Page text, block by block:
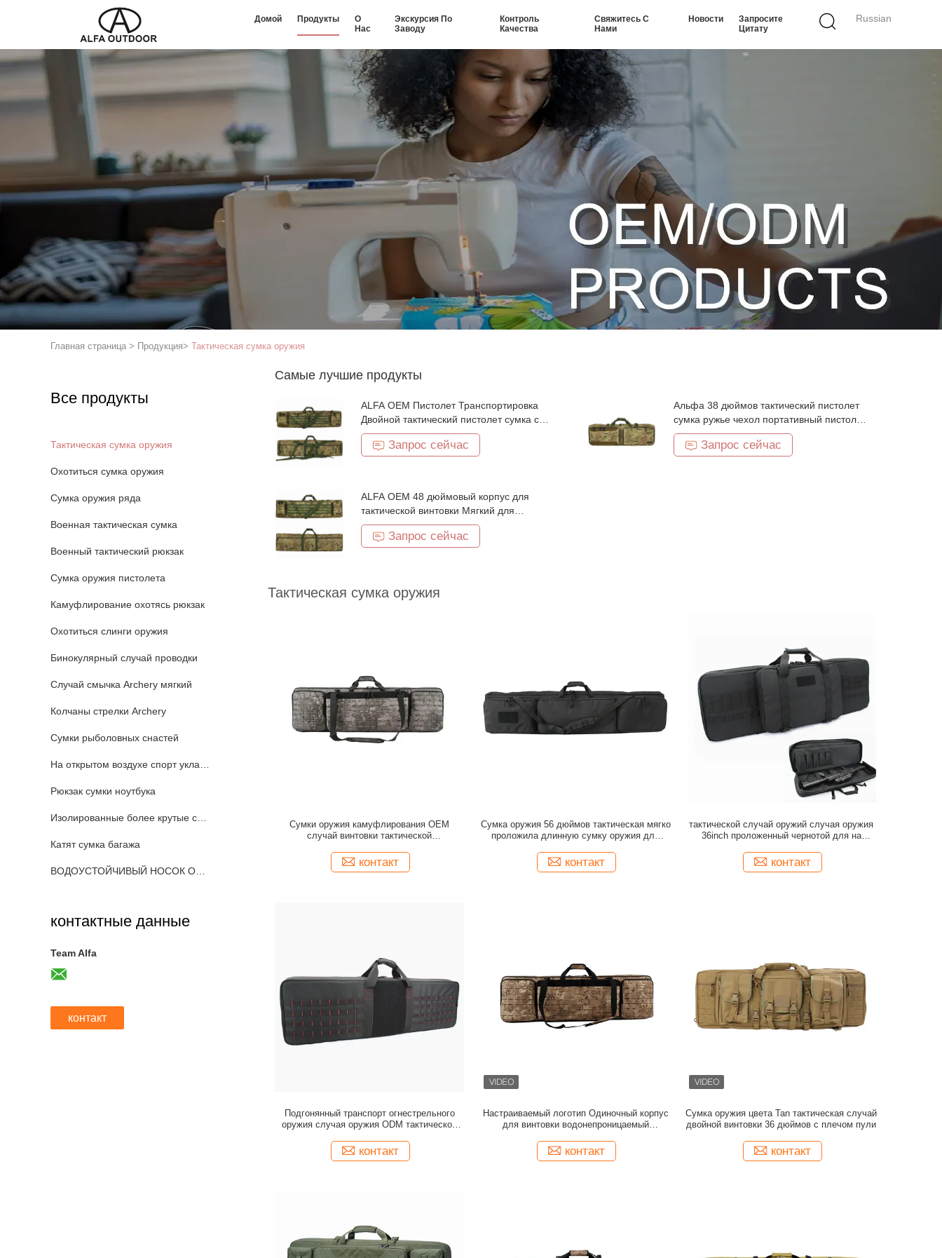
Russian
Домой Продукты
О
Нас
Экскурсия По
Заводу
Контроль
Качества
Свяжитесь С
Нами
Новости
Запросите
Цитату
Главная страница > Продукция> Тактическая сумка оружия
Все продукты
Тактическая сумка оружия
Охотиться сумка оружия
Сумка оружия ряда
Военная тактическая сумка
Военный тактический рюкзак
Сумка оружия пистолета
Камуфлирование охотясь рюкзак
Охотиться слинги оружия
Бинокулярный случай проводки
Случай смычка Archery мягкий
Колчаны стрелки Archery
Сумки рыболовных снастей
На открытом воздухе спорт укладывают рюкзак
Рюкзак сумки ноутбука
Изолированные более крутые сумки
Катят сумка багажа
ВОДОУСТОЙЧИВЫЙ НОСОК ОРУЖИЯ
контактные данные
Team Alfa
контакт
Самые лучшие продукты
ALFA OEM Пистолет Транспортировка
Двойной тактический пистолет сумка с
замкнутым отсеком
Запрос сейчас
Альфа 38 дюймов тактический пистолет
сумка ружье чехол портативный пистолет
чехол для хранения огнестрельного
оружияЗапрос сейчас
ALFA OEM 48 дюймовый корпус для
тактической винтовки Мягкий для
стрелкового пистолета Хранение и
транспортировка
Запрос сейчас
Тактическая сумка оружия
Сумки оружия камуфлирования OEM
случай винтовки тактической
контакт
Сумка оружия 56 дюймов тактическая мягко
проложила длинную сумку оружия для
контакт
тактической случай оружий случая оружия
36inch проложенный чернотой для на
контакт
Подгонянный транспорт огнестрельного
оружия случая оружия ODM тактической
контакт
Настраиваемый логотип Одиночный корпус
для винтовки водонепроницаемый
контакт
Сумка оружия цвета Tan тактическая случай
двойной винтовки 36 дюймов с плечом пули
контакт